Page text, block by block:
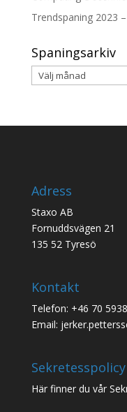
Trendspaning 2023
Spaningsarkiv
Spaningsarkiv
Adress
Staxo AB
Fornuddsvägen 21
135 52 Tyresö
Kontakt
Telefon: +46 70
Email:
Sekretesspolicy
Här finner du vår